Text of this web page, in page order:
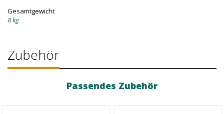
Gesamtgewicht
8 kg
Zubehör
Passendes Zubehör